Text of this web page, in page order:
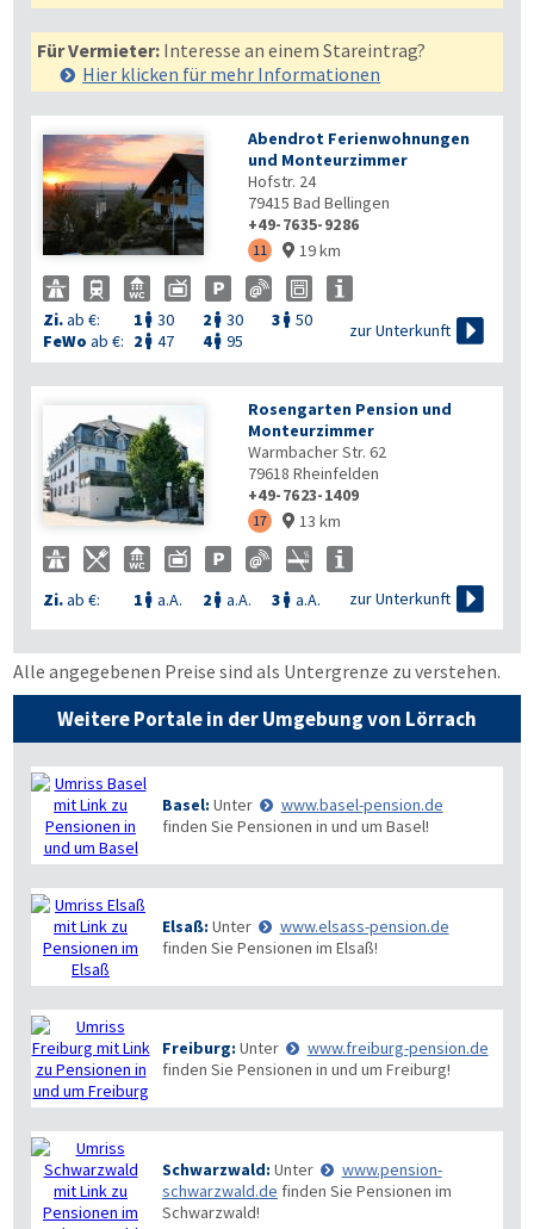
Für Vermieter: Interesse an einem Stareintrag?
Hier klicken für mehr Informationen
Abendrot Ferienwohnungen
und Monteurzimmer
Hofstr. 24
79415 Bad Bellingen
+49-7635-9286
11  19 km
Zi.ab €: 1  30 2  30 3  50
FeWo ab €: 2  47 4 95
zur Unterkunft 
Rosengarten Pension und
Monteurzimmer
Warmbacher Str. 62
79618 Rheinfelden
+49-7623-1409
17  13 km
Zi.ab €: 1  a.A. 2  a.A. 3  a.A. zur Unterkunft 
Alle angegebenen Preise sind als Untergrenze zu verstehen.
Weitere Portale in der Umgebung von Lörrach
Basel: Unter
www.basel-pension.de
finden Sie Pensionen in und um Basel!
Elsaß: Unter
www.elsass-pension.de
finden Sie Pensionen im Elsaß!
Freiburg: Unter
www.freiburg-pension.de
finden Sie Pensionen in und um Freiburg!
Schwarzwald: Unter
www.pension-
schwarzwald.de finden Sie Pensionen im
Schwarzwald!